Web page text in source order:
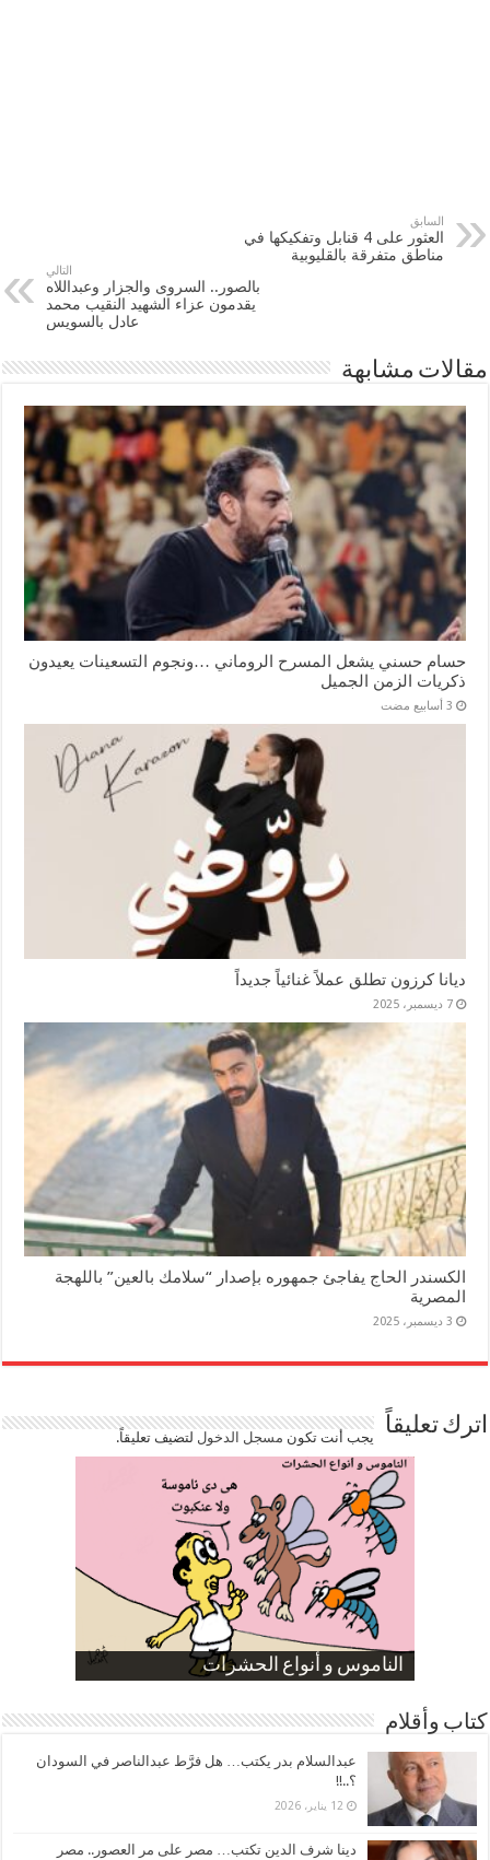
السابق
العثور على 4 قنابل وتفكيكها في
مناطق متفرقة بالقليوبية
التالي
بالصور.. السروى والجزار وعبداللاه
يقدمون عزاء الشهيد النقيب محمد
عادل بالسويس
مقالات مشابهة
حسام حسني يشعل المسرح الروماني …ونجوم التسعينات يعيدون
ذكريات الزمن الجميل
ديانا كرزون تطلق عملاً غنائياً جديداً
7 ديسمبر، 2025
الكسندر الحاج يفاجئ جمهوره بإصدار “سلامك بالعين” باللهجة
المصرية
3 ديسمبر، 2025
اترك تعليقاً يجب أنت تكون مسجل الدخوللتضيف تعليقاً.
الناموس و أنواع الحشرات
الموظفين بعد ارتفاع الأسعار
ارتفاع نسبة الطلاق في مصر
صورة كاركاتيرية
صورة كاركاتيرية
كتاب وأقلام
عبدالسلام بدر يكتب… هل فرَّط عبدالناصر في السودان
؟..!!
12 يناير، 2026
دينا شرف الدين تكتب… مصر على مر العصور.. مصر